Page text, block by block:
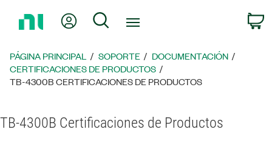
página
principal
Mi cuentaBúsqueda
PÁGINA PRINCIPAL SOPORTE
DOCUMENTACIÓN
CERTIFICACIONES DE PRODUCTOS
TB-4300B CERTIFICACIONES DE PRODUCTOS
TB-4300B Certificaciones de Productos